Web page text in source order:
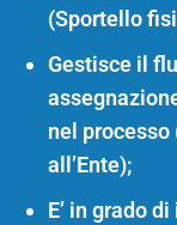
(Sportello
Gestisce il
nel
all’Ente);
E’ in grado